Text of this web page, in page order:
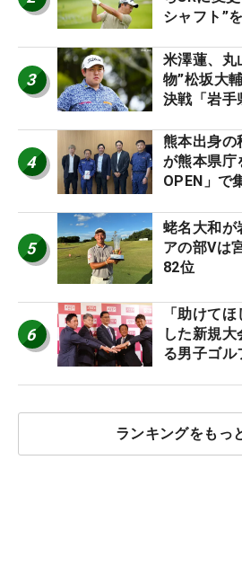
シャフト”
ーのヒトネ
3
米澤蓮、丸
物”松坂大
決戦「岩手
4
熊本出身の
が熊本県
OPEN」で
5
蛯名大和
アの部Vは
82位
6
「助けて
した新規
る男子ゴル
ランキングをもっ